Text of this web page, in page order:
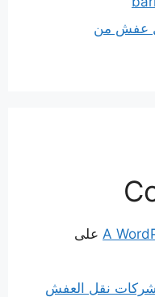
نقل عفش من
A على
نقل العفش